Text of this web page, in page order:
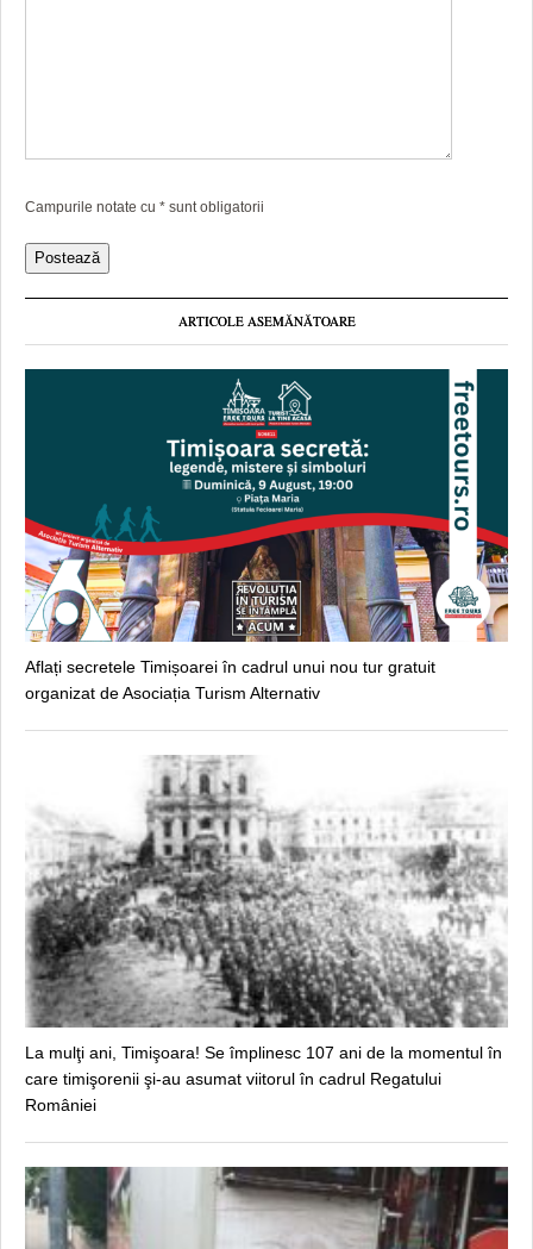
Campurile notate cu * sunt obligatorii
ARTICOLE ASEMĂNĂTOARE
Aflați secretele Timișoarei în cadrul unui nou tur gratuit
organizat de Asociația Turism Alternativ
La mulţi ani, Timişoara! Se împlinesc 107 ani de la momentul în
care timişorenii şi-au asumat viitorul în cadrul Regatului
României